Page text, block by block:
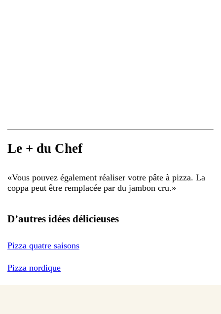
Le + du Chef
«Vous pouvez également réaliser votre pâte à pizza. La
coppa peut être remplacée par du jambon cru.»
D’autres idées délicieuses
Pizza quatre saisons
Pizza nordique